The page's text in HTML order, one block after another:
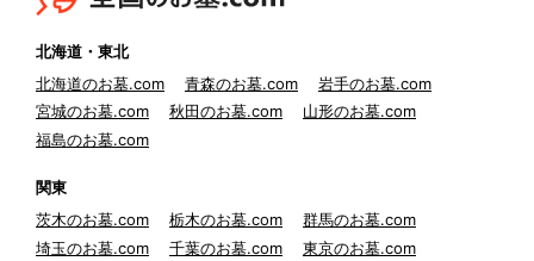
北海道・東北
北海道のお墓.com
青森のお墓.com
岩手のお墓.com
宮城のお墓.com
秋田のお墓.com
山形のお墓.com
福島のお墓.com
関東
茨木のお墓.com
栃木のお墓.com
群馬のお墓.com
埼玉のお墓.com
千葉のお墓.com
東京のお墓.com